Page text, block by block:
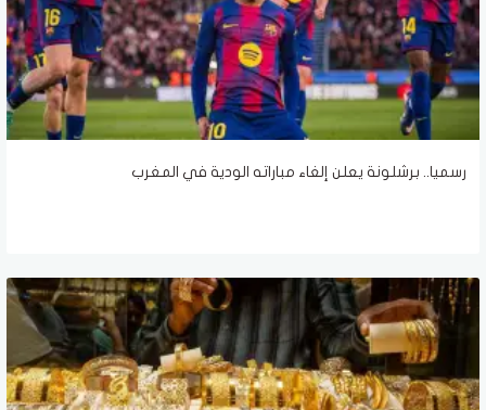
رسميا.. برشلونة يعلن إلغاء مباراته الودية في المغرب